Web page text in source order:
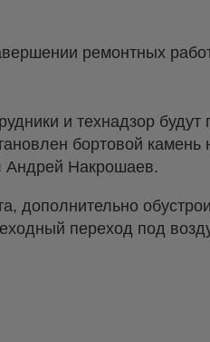
ремонтных
и технадзор будут
бортовой камень
Андрей Накрошаев.
дополнительно
переход под